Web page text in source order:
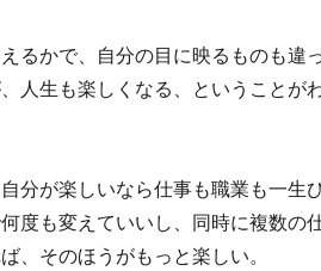
るかで、自分の目に映るものも違
人生も楽しくなる、ということが
分が楽しいなら仕事も職業も一生
度も変えていいし、同時に複数の
、そのほうがもっと楽しい。